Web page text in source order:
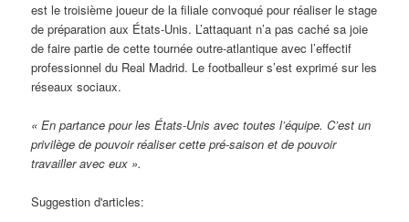
est le troisième joueur de la filiale convoqué pour réaliser le stage
de préparation aux États-Unis. L’attaquant n’a pas caché sa joie
de faire partie de cette tournée outre-atlantique avec l’effectif
professionnel du Real Madrid. Le footballeur s’est exprimé sur les
réseaux sociaux.
« En partance pour les États-Unis avec toutes l’équipe. C’est un
privilège de pouvoir réaliser cette pré-saison et de pouvoir
travailler avec eux ».
Suggestion d'articles: